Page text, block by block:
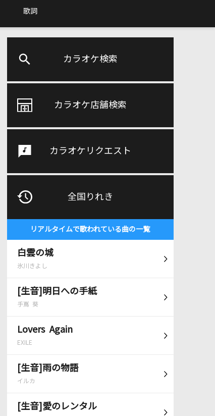
歌詞
カラオケ検索
カラオケ店舗検索
カラオケリクエスト
全国りれき
リアルタイムで歌われている曲の一覧
白雲の城
氷川きよし
[生音]明日への手紙
手嶌 葵
Lovers Again
EXILE
[生音]雨の物語
イルカ
[生音]愛のレンタル